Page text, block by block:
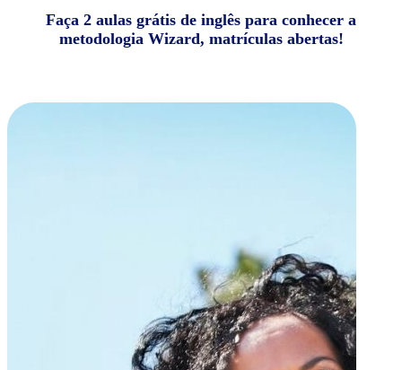
Faça 2 aulas grátis de inglês para conhecer a
metodologia Wizard, matrículas abertas!